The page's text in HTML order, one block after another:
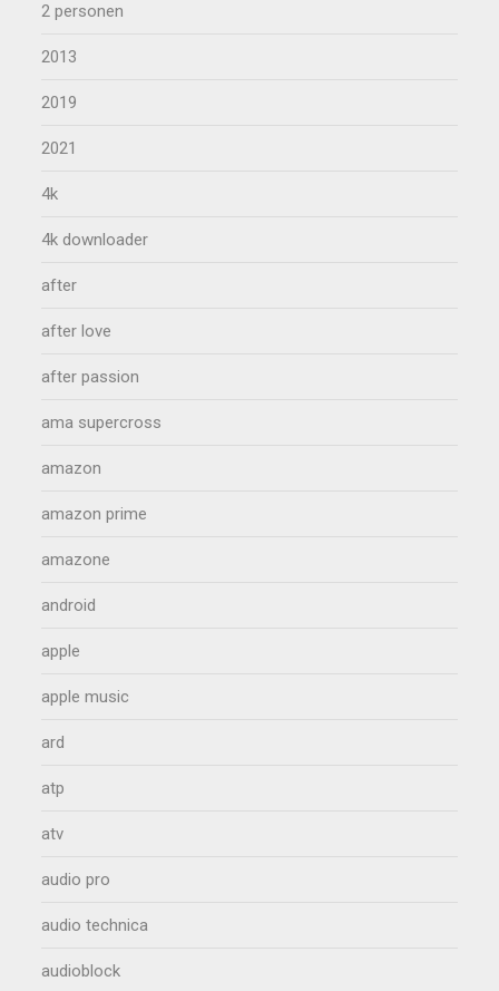
2 personen
2013
2019
2021
4k
4k downloader
after
after love
after passion
ama supercross
amazon
amazon prime
amazone
android
apple
apple music
ard
atp
atv
audio pro
audio technica
audioblock